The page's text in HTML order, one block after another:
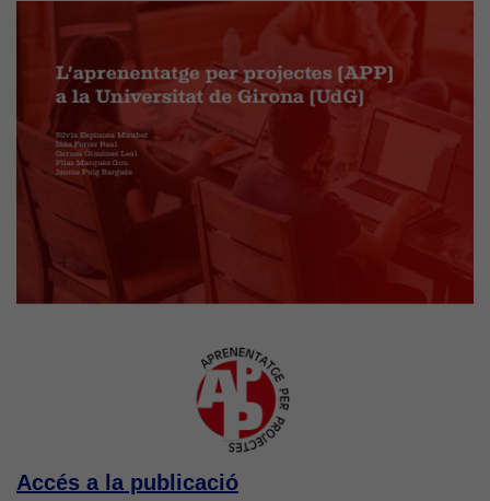
Accés a la publicació